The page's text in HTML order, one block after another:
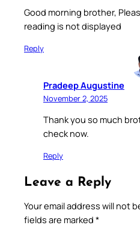
Good morning brother,
reading is not displayed
Reply
Pradeep Augustine
November 2, 2025
Thank you so much
check now.
Reply
Leave a Reply
Your email address will not
fields are marked *